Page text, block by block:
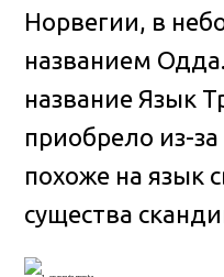
Норвегии, в
названием
название Язык
приобрело из-за
похоже на язык
существа